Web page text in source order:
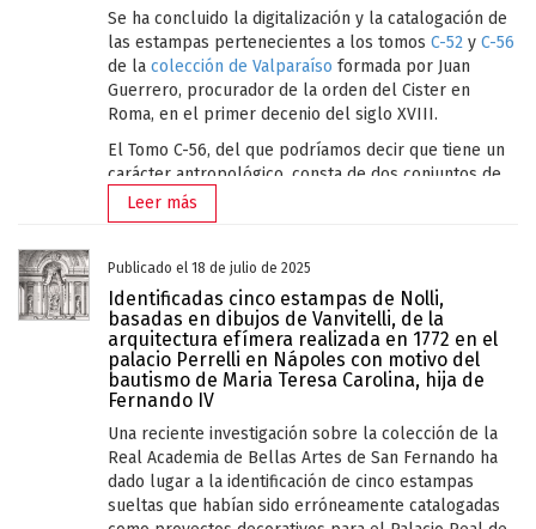
originales, otros ejemplares del mismo estado o
diferentes conservados en las principales
colecciones (Istituto Centrale per la Grafica, British
Museum, Rijksmuseum, Albertina) y, en el caso de
grabados de interpretación, enlaces a las obras
antigua y reciente relacionada con enlaces a las
obras de referencia cuando ha sido posible. Por todo
ello, estamos ante una novedosa base de datos
multimedia, única en este tipo de materiales.
La colección de Valparaíso ingresó en la Academia,
como es conocido, en 1840. Esto fue posible gracias
a las gestiones del académico Valentín Carderera en
el curso de su misión de reconocimiento, encargada
por el Gobierno, de los conventos suprimidos, como
consecuencia de la Desamortización de 1835. Según
la documentación conservada en el Archivo
académico, Carderera localizó la colección de
estampas, junto a cuatro tomos de dibujos y otros
cuatro tomos, muy maltratados, de la obra de
Johannes Jansonius (1588-1664) sobre ciudades de
Se ha concluido la digitalización y la catalogación de
las estampas pertenecientes a los tomos C-52y C-56
de la colección de Valparaíso formada por Juan
Guerrero, procurador de la orden del Cister en
Roma, en el primer decenio del siglo XVIII.
El Tomo C-56, del que podríamos decir que tiene un
carácter antropológico, consta de dos conjuntos de
estampas. El primero se debe a la célebre obra de
Cesare Vecellio (Pieve di Cadore, Italia, 1521 -
moderna de diversas partes del mundo. Se trata de
la tercera edición póstuma, impresa en Venecia en
1664 a cargo del editor Francesco Bodio y de los
impresores Sebastiano Combi y Giovanni Le Noù con
dedicatoria a Martin Vidman o Widmann (1609-1672),
conde de Ortenburg, noble veneciano cuyo título,
originario de Carintia, fue adquirido por su padre.
Esta edición tiene la particularidad, como se advierte
en el título, que además de su carácter histórico-
antropológico se le añade el de su utilidad para los
artistas: "Libro utilissimo a pittori, dissegnatori,
Leer más
Publicado el 18 de julio de 2025
Identificadas cinco estampas de Nolli,
basadas en dibujos de Vanvitelli, de la
arquitectura efímera realizada en 1772 en el
palacio Perrelli en Nápoles con motivo del
bautismo de Maria Teresa Carolina, hija de
Fernando IV
Una reciente investigación sobre la colección de la
Real Academia de Bellas Artes de San Fernando ha
dado lugar a la identificación de cinco estampas
sueltas que habían sido erróneamente catalogadas